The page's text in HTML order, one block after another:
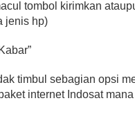
tombol kirimkan
jenis hp)
timbul sebagian opsi
internet Indosat